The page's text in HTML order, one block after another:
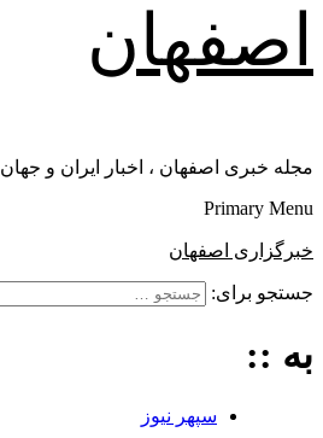
اصفهان
مجله خبری اصفهان ، اخبار ایران و جهان
Primary Menu
خبرگزاری اصفهان
جستجو برای:
به ::
سپهر نیوز